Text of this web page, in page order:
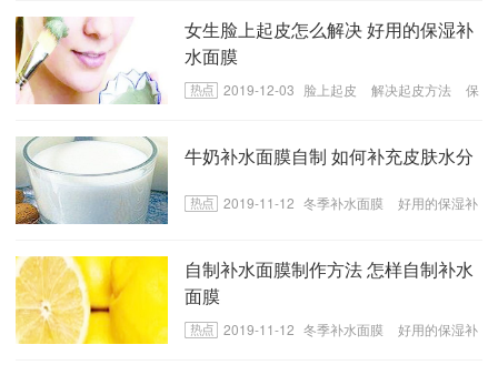
女生脸上起皮怎么解决 好用的保湿补
水面膜
2019-12-03 脸上起皮 解决起皮方法
保
牛奶补水面膜自制 如何补充皮肤水分
2019-11-12 冬季补水面膜
好用的保湿补
自制补水面膜制作方法 怎样自制补水
面膜
2019-11-12 冬季补水面膜
好用的保湿补